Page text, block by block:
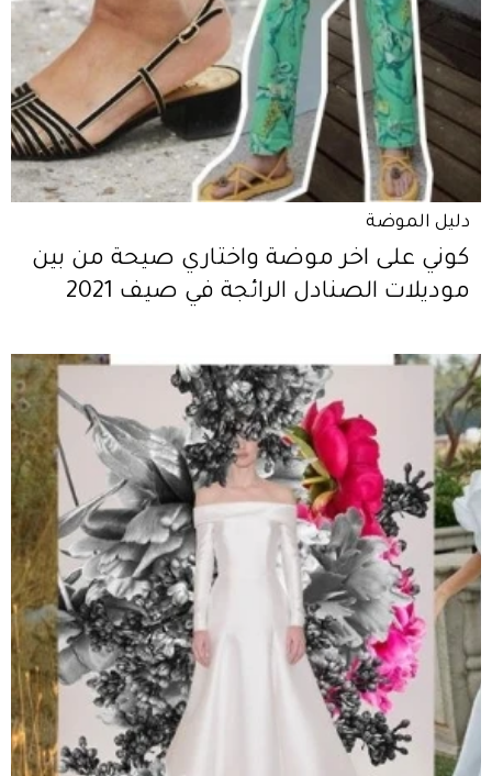
دليل الموضة
كوني على اخر موضة واختاري صيحة من بين
موديلات الصنادل الرائجة في صيف 2021